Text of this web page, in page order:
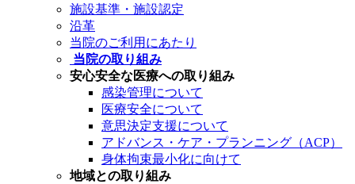
施設基準・施設認定
沿革
当院のご利用にあたり
当院の取り組み
安心安全な医療への取り組み
感染管理について
医療安全について
意思決定支援について
アドバンス・ケア・プランニング（ACP）
身体拘束最小化に向けて
地域との取り組み